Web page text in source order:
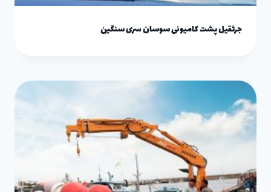
جرثقیل پشت کامیونی سوسان سری سنگین